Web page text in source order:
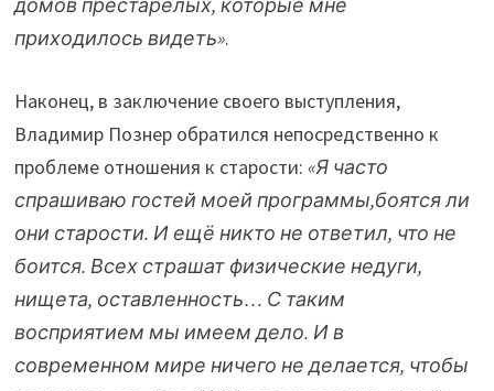
приходилось видеть».
Наконец, в заключение своего выступления,
Владимир Познер обратился непосредственно к
проблеме отношения к старости:«Я часто
спрашиваю гостей моей программы,боятся ли
они старости. И ещё никто не ответил, что не
боится. Всех страшат физические недуги,
нищета, оставленность… С таким
восприятием мы имеем дело. И в
современном мире ничего не делается, чтобы